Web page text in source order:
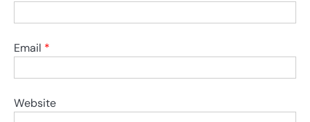
Email *
Website